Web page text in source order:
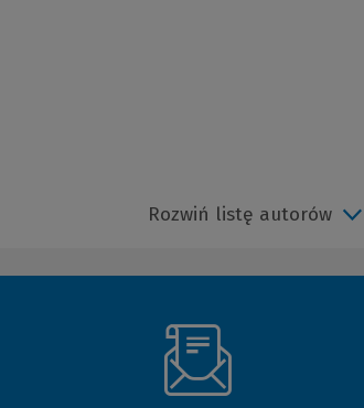
Rozwiń listę autorów